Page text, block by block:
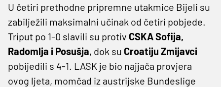
U četiri prethodne pripremne utakmice Bijeli su
zabilježili maksimalni učinak od četiri pobjede.
Triput po 1-0 slavili su protiv CSKA Sofija,
Radomlja i Posušja, dok su Croatiju Zmijavci
pobijedili s 4-1. LASK je bio najjača provjera
ovog ljeta, momčad iz austrijske Bundeslige